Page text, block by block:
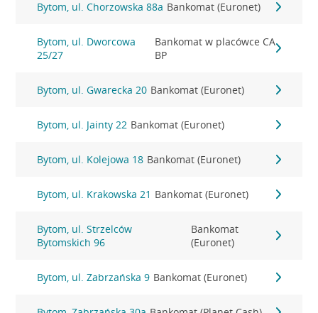
Bytom, ul. Chorzowska 88a Bankomat (Euronet)
Bytom, ul. Dworcowa
25/27
Bankomat w placówce CA
BP
Bytom, ul. Gwarecka 20 Bankomat (Euronet)
Bytom, ul. Jainty 22 Bankomat (Euronet)
Bytom, ul. Kolejowa 18 Bankomat (Euronet)
Bytom, ul. Krakowska 21 Bankomat (Euronet)
Bytom, ul. Strzelców
Bytomskich 96
Bankomat
(Euronet)
Bytom, ul. Zabrzańska 9 Bankomat (Euronet)